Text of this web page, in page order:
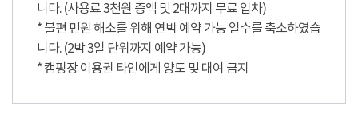
니다. (사용료 3천원 증액 및 2대까지 무료 입차)
* 불편 민원 해소를 위해 연박 예약 가능 일수를 축소하였습
니다. (2박 3일 단위까지 예약 가능)
* 캠핑장 이용권 타인에게 양도 및 대여 금지